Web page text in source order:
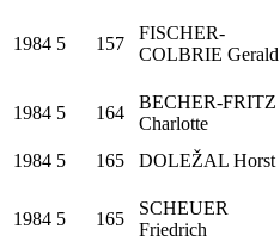
1984 5 157
FISCHER-
COLBRIE Gerald
1984 5 164
BECHER-FRITZ
Charlotte
1984 5 165 DOLEŽAL Horst
1984 5 165
SCHEUER
Friedrich